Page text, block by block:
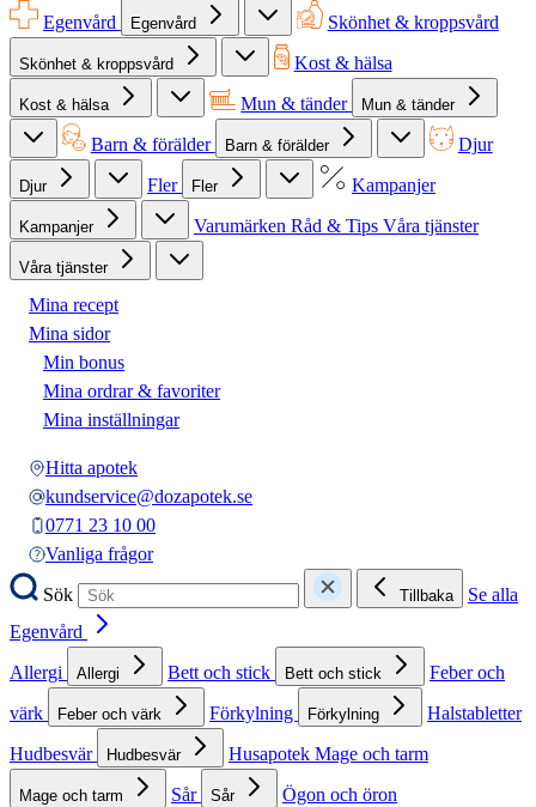
Egenvård
Egenvård Skönhet & kroppsvård
Skönhet & kroppsvård Kost & hälsa
Kost & hälsa Mun & tänder Mun & tänder
Barn & förälder Barn & förälder Djur
Djur Fler Fler Kampanjer
Kampanjer Varumärken Råd & Tips Våra tjänster
Våra tjänster
Mina recept
Mina sidor
Min bonus
Mina ordrar & favoriter
Mina inställningar
Hitta apotek
kundservice@dozapotek.se
0771 23 10 00
Vanliga frågor
Sök
Tillbaka
Se alla
Egenvård
Allergi
Allergi Bett och stick Bett och stick
Feber och
värk
Feber och värk Förkylning Förkylning
Halstabletter
Hudbesvär
Hudbesvär Husapotek Mage och tarm
Mage och tarm Sår Sår Ögon och öron